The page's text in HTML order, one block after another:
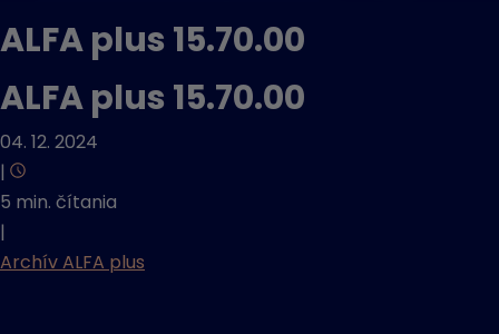
ALFA plus 15.70.00
ALFA plus 15.70.00
04. 12. 2024
|
5 min. čítania
|
Archív ALFA plus